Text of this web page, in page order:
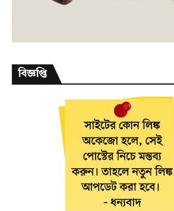
বিজ্ঞপ্তি